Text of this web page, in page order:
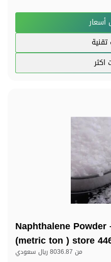
اكثر
Naphthalene Powder
(metric ton ) store
من 8036.87 ريال سعودي